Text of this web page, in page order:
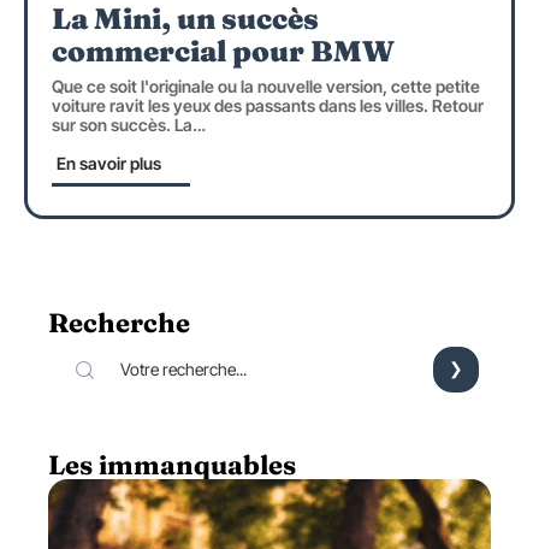
La Mini, un succès
commercial pour BMW
Que ce soit l'originale ou la nouvelle version, cette petite
voiture ravit les yeux des passants dans les villes. Retour
sur son succès. La…
En savoir plus
Recherche
Les immanquables